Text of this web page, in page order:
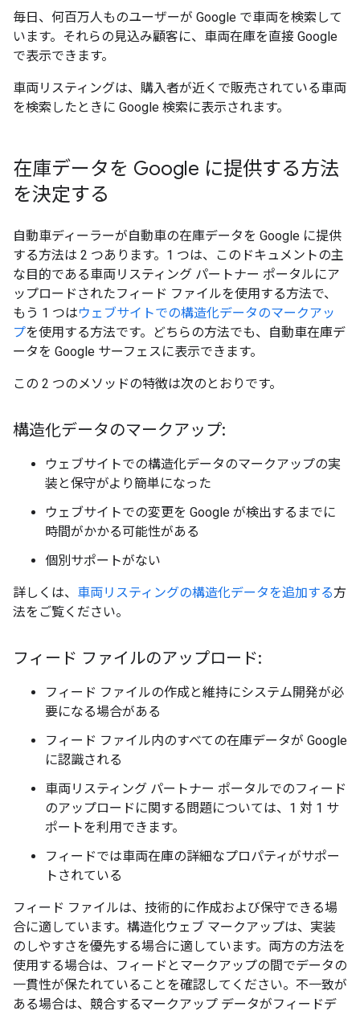
毎日、何百万人ものユーザーが Google で車両を検索して
います。それらの見込み顧客に、車両在庫を直接 Google
で表示できます。
車両リスティングは、購入者が近くで販売されている車両
を検索したときに Google 検索に表示されます。
在庫データを Google に提供する方法
を決定する
自動車ディーラーが自動車の在庫データを Google に提供
する方法は 2 つあります。1 つは、このドキュメントの主
な目的である車両リスティング パートナー ポータルにア
ップロードされたフィード ファイルを使用する方法で、
もう 1 つはウェブサイトでの構造化データのマークアッ
プを使用する方法です。どちらの方法でも、自動車在庫デ
ータを Google サーフェスに表示できます。
この 2 つのメソッドの特徴は次のとおりです。
構造化データのマークアップ:
ウェブサイトでの構造化データのマークアップの実
装と保守がより簡単になった
ウェブサイトでの変更を Google が検出するまでに
時間がかかる可能性がある
個別サポートがない
詳しくは、 車両リスティングの構造化データを追加する方
法をご覧ください。
フィード ファイルのアップロード:
フィード ファイルの作成と維持にシステム開発が必
要になる場合がある
フィード ファイル内のすべての在庫データが Google
に認識される
車両リスティング パートナー ポータルでのフィード
のアップロードに関する問題については、1 対 1 サ
ポートを利用できます。
フィードでは車両在庫の詳細なプロパティがサポー
トされている
フィード ファイルは、技術的に作成および保守できる場
合に適しています。構造化ウェブ マークアップは、実装
のしやすさを優先する場合に適しています。両方の方法を
使用する場合は、フィードとマークアップの間でデータの
一貫性が保たれていることを確認してください。不一致が
ある場合は、競合するマークアップ データがフィードデ